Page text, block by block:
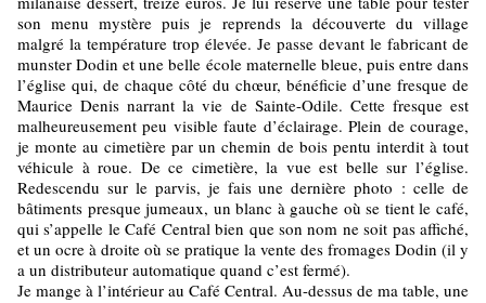
son menu mystère puis je reprends la découverte du village
malgré la température trop élevée. Je passe devant le fabricant de
munster Dodin et une belle école maternelle bleue, puis entre dans
l’église qui, de chaque côté du chœur, bénéficie d’une fresque de
Maurice Denis narrant la vie de Sainte-Odile. Cette fresque est
malheureusement peu visible faute d’éclairage. Plein de courage,
je monte au cimetière par un chemin de bois pentu interdit à tout
véhicule à roue. De ce cimetière, la vue est belle sur l’église.
Redescendu sur le parvis, je fais une dernière photo : celle de
bâtiments presque jumeaux, un blanc à gauche où se tient le café,
qui s’appelle le Café Central bien que son nom ne soit pas affiché,
et un ocre à droite où se pratique la vente des fromages Dodin (il y
a un distributeur automatique quand c’est fermé).
Je mange à l’intérieur au Café Central. Au-dessus de ma table, une